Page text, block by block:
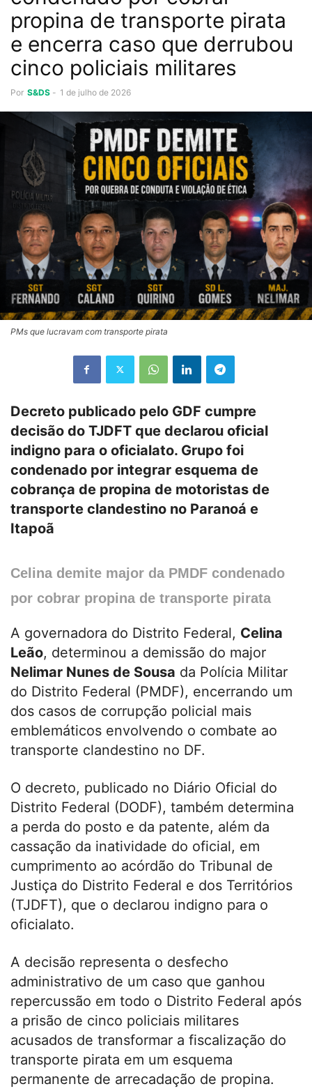
propina de transporte pirata
e encerra caso que derrubou
cinco policiais militares
Por S&DS - 1 de julho de 2026
PMs que lucravam com transporte pirata
Decreto publicado pelo GDF cumpre
decisão do TJDFT que declarou oficial
indigno para o oficialato. Grupo foi
condenado por integrar esquema de
cobrança de propina de motoristas de
transporte clandestino no Paranoá e
Itapoã
Celina demite major da PMDF condenado
por cobrar propina de transporte pirata
A governadora do Distrito Federal, Celina
Leão, determinou a demissão do major
Nelimar Nunes de Sousa da Polícia Militar
do Distrito Federal (PMDF), encerrando um
dos casos de corrupção policial mais
emblemáticos envolvendo o combate ao
transporte clandestino no DF.
O decreto, publicado no Diário Oficial do
Distrito Federal (DODF), também determina
a perda do posto e da patente, além da
cassação da inatividade do oficial, em
cumprimento ao acórdão do Tribunal de
Justiça do Distrito Federal e dos Territórios
(TJDFT), que o declarou indigno para o
oficialato.
A decisão representa o desfecho
administrativo de um caso que ganhou
repercussão em todo o Distrito Federal após
a prisão de cinco policiais militares
acusados de transformar a fiscalização do
transporte pirata em um esquema
permanente de arrecadação de propina.